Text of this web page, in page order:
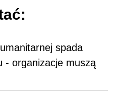
spada
- organizacje muszą